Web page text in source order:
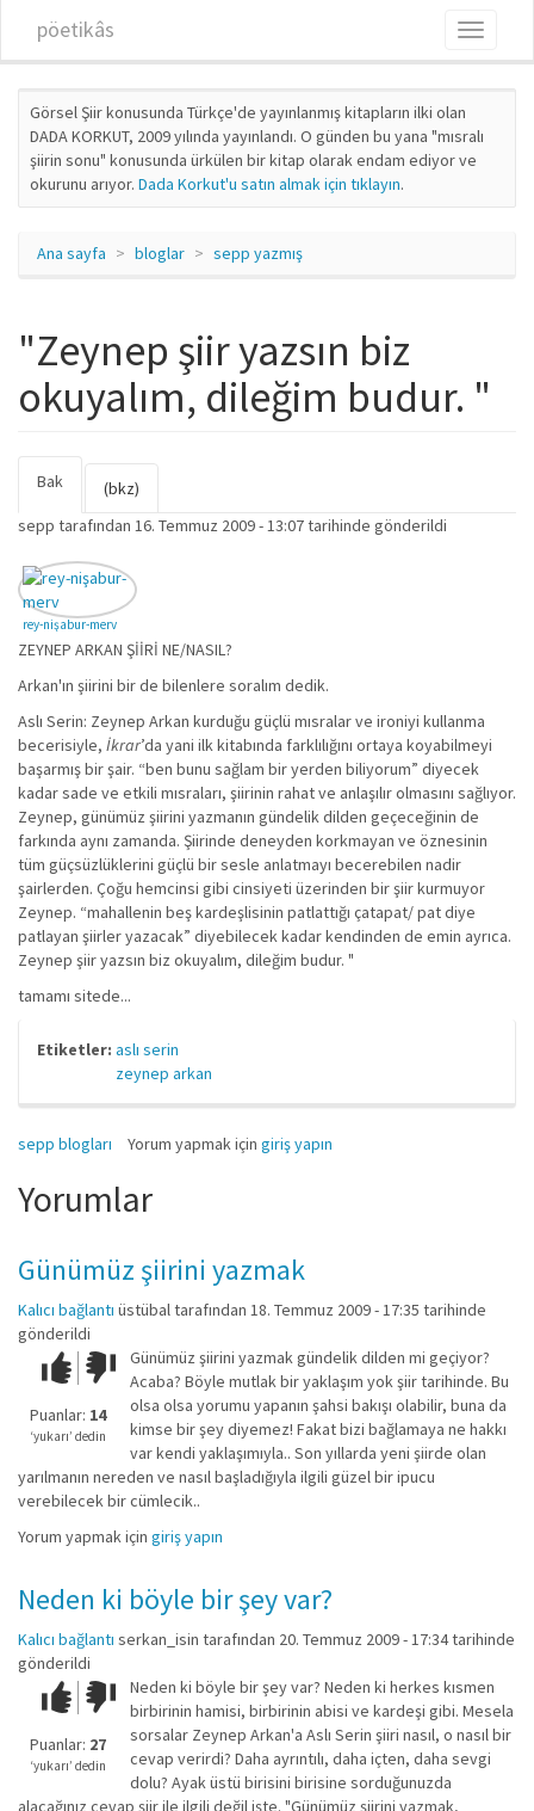
pöetikâs
Toggle
Görsel Şiir konusunda Türkçe'de yayınlanmış kitapların ilki olan
DADA KORKUT, 2009 yılında yayınlandı. O günden bu yana "mısralı
şiirin sonu" konusunda ürkülen bir kitap olarak endam ediyor ve
okurunu arıyor. Dada Korkut'u satın almak için tıklayın.
Ana sayfa bloglar sepp yazmış
"Zeynep şiir yazsın biz
okuyalım, dileğim budur. "
Birincil sekmeler
Bak
sekme)
(bkz)
sepp tarafından 16. Temmuz 2009 - 13:07 tarihinde gönderildi
rey-nişabur-merv
ZEYNEP ARKAN ŞİİRİ NE/NASIL?
Arkan'ın şiirini bir de bilenlere soralım dedik.
Aslı Serin: Zeynep Arkan kurduğu güçlü mısralar ve ironiyi kullanma
becerisiyle, İkrar’da yani ilk kitabında farklılığını ortaya koyabilmeyi
başarmış bir şair. “ben bunu sağlam bir yerden biliyorum” diyecek
kadar sade ve etkili mısraları, şiirinin rahat ve anlaşılır olmasını sağlıyor.
Zeynep, günümüz şiirini yazmanın gündelik dilden geçeceğinin de
farkında aynı zamanda. Şiirinde deneyden korkmayan ve öznesinin
tüm güçsüzlüklerini güçlü bir sesle anlatmayı becerebilen nadir
şairlerden. Çoğu hemcinsi gibi cinsiyeti üzerinden bir şiir kurmuyor
Zeynep. “mahallenin beş kardeşlisinin patlattığı çatapat/ pat diye
patlayan şiirler yazacak” diyebilecek kadar kendinden de emin ayrıca.
Zeynep şiir yazsın biz okuyalım, dileğim budur. "
tamamı sitede...
Etiketler: aslı serin
zeynep arkan
sepp blogları Yorum yapmak için giriş yapın
Yorumlar
Günümüz şiirini yazmak
Kalıcı bağlantı üstübaltarafından 18. Temmuz 2009 - 17:35 tarihinde
gönderildi
Çok iyi!O
kadar
iyi
değil!
Puanlar: 14
‘yukarı’ dedin
Günümüz şiirini yazmak gündelik dilden mi geçiyor?
Acaba? Böyle mutlak bir yaklaşım yok şiir tarihinde. Bu
olsa olsa yorumu yapanın şahsi bakışı olabilir, buna da
kimse bir şey diyemez! Fakat bizi bağlamaya ne hakkı
var kendi yaklaşımıyla.. Son yıllarda yeni şiirde olan
yarılmanın nereden ve nasıl başladığıyla ilgili güzel bir ipucu
verebilecek bir cümlecik..
Yorum yapmak için giriş yapın
Neden ki böyle bir şey var?
Kalıcı bağlantı serkan_isin tarafından 20. Temmuz 2009 - 17:34 tarihinde
gönderildi
Çok iyi!O
kadar
iyi
değil!
Puanlar: 27
‘yukarı’ dedin
Neden ki böyle bir şey var? Neden ki herkes kısmen
birbirinin hamisi, birbirinin abisi ve kardeşi gibi. Mesela
sorsalar Zeynep Arkan'a Aslı Serin şiiri nasıl, o nasıl bir
cevap verirdi? Daha ayrıntılı, daha içten, daha sevgi
dolu? Ayak üstü birisini birisine sorduğunuzda
alacağınız cevap şiir ile ilgili değil işte. "Günümüz şiirini yazmak,